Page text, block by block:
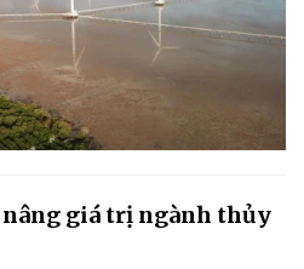
giá trị ngành thủy